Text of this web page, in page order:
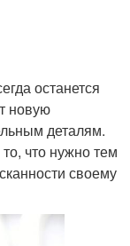
останется
новую
деталям.
что нужно тем
своему